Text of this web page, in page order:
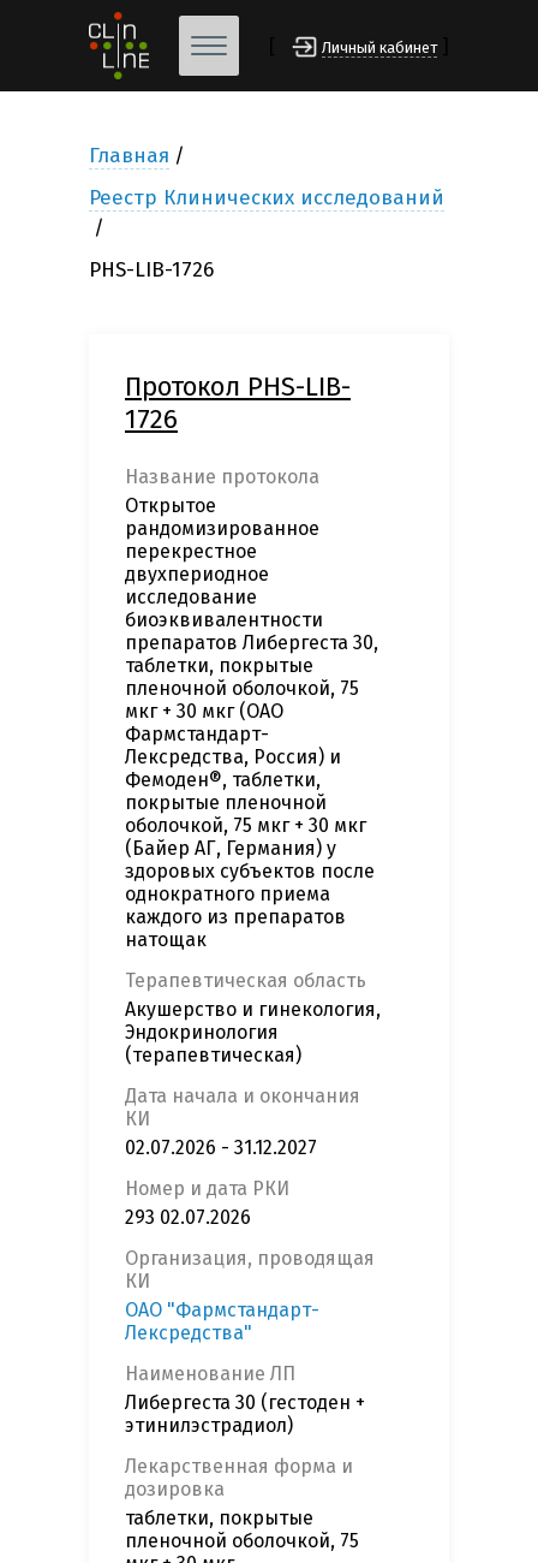
Личный кабинет
Главная
Реестр Клинических исследований
PHS-LIB-1726
Протокол PHS-LIB-
1726
Название протокола
Открытое
рандомизированное
перекрестное
двухпериодное
исследование
биоэквивалентности
препаратов Либергеста 30,
таблетки, покрытые
пленочной оболочкой, 75
мкг + 30 мкг (ОАО
Фармстандарт-
Лексредства, Россия) и
Фемоден®, таблетки,
покрытые пленочной
оболочкой, 75 мкг + 30 мкг
(Байер АГ, Германия) у
здоровых субъектов после
однократного приема
каждого из препаратов
натощак
Терапевтическая область
Акушерство и гинекология,
Эндокринология
(терапевтическая)
Дата начала и окончания
КИ
02.07.2026 - 31.12.2027
Номер и дата РКИ
293 02.07.2026
Организация, проводящая
КИ
ОАО "Фармстандарт-
Лексредства"
Наименование ЛП
Либергеста 30 (гестоден +
этинилэстрадиол)
Лекарственная форма и
дозировка
таблетки, покрытые
пленочной оболочкой, 75